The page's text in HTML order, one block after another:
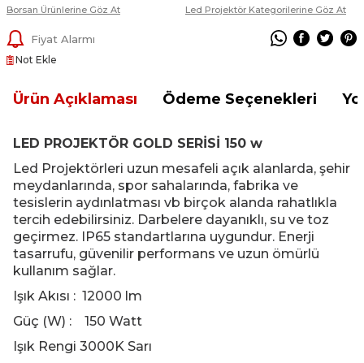
Borsan Ürünlerine Göz At Led Projektör Kategorilerine Göz At
Fiyat Alarmı
Not Ekle
Ürün Açıklaması Ödeme Seçenekleri
LED PROJEKTÖR GOLD SERİSİ 150 w
Led Projektörleri uzun mesafeli açık alanlarda, şehir
meydanlarında, spor sahalarında, fabrika ve
tesislerin aydınlatması vb birçok alanda rahatlıkla
tercih edebilirsiniz. Darbelere dayanıklı, su ve toz
geçirmez. IP65 standartlarına uygundur. Enerji
tasarrufu, güvenilir performans ve uzun ömürlü
kullanım sağlar.
Işık Akısı : 12000 lm
Güç (W) : 150 Watt
Işık Rengi 3000K Sarı